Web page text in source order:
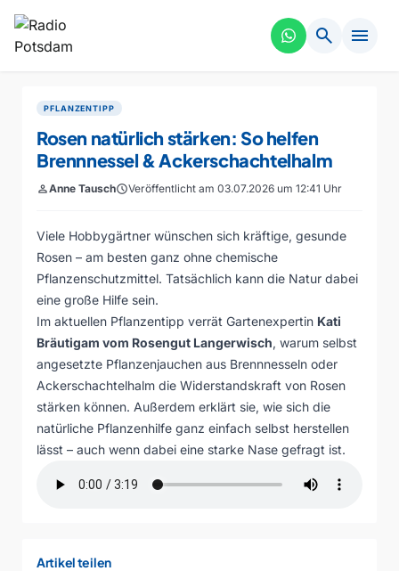
search menu
PFLANZENTIPP
Rosen natürlich stärken: So helfen
Brennnessel & Ackerschachtelhalm
personAnne TauschscheduleVeröffentlicht am 03.07.2026 um 12:41 Uhr
Viele Hobbygärtner wünschen sich kräftige, gesunde
Rosen – am besten ganz ohne chemische
Pflanzenschutzmittel. Tatsächlich kann die Natur dabei
eine große Hilfe sein.
Im aktuellen Pflanzentipp verrät Gartenexpertin Kati
Bräutigam vom Rosengut Langerwisch, warum selbst
angesetzte Pflanzenjauchen aus Brennnesseln oder
Ackerschachtelhalm die Widerstandskraft von Rosen
stärken können. Außerdem erklärt sie, wie sich die
natürliche Pflanzenhilfe ganz einfach selbst herstellen
lässt – auch wenn dabei eine starke Nase gefragt ist.
Artikel teilen